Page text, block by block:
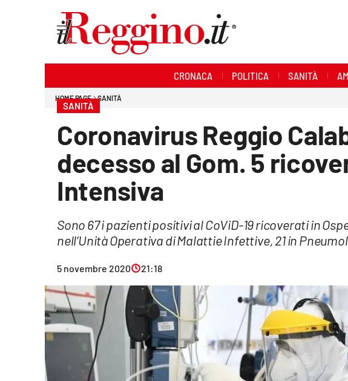
CRONACA POLITICA SANITÀ
HOME PAGE SANITÀ
SANITÀ
Coronavirus Reggio
decesso al Gom. 5
Intensiva
Sono 67 i pazienti positivi al CoViD-19 ricoverati in
nell’Unità Operativa di Malattie Infettive, 21 in
5 novembre 2020 21:18